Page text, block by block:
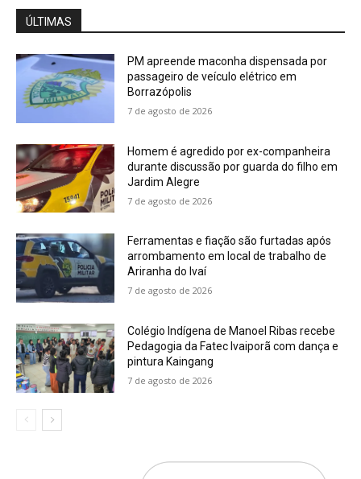
ÚLTIMAS
PM apreende maconha dispensada por
passageiro de veículo elétrico em
Borrazópolis
7 de agosto de 2026
Homem é agredido por ex-companheira
durante discussão por guarda do filho em
Jardim Alegre
7 de agosto de 2026
Ferramentas e fiação são furtadas após
arrombamento em local de trabalho de
Ariranha do Ivaí
7 de agosto de 2026
Colégio Indígena de Manoel Ribas recebe
Pedagogia da Fatec Ivaiporã com dança e
pintura Kaingang
7 de agosto de 2026